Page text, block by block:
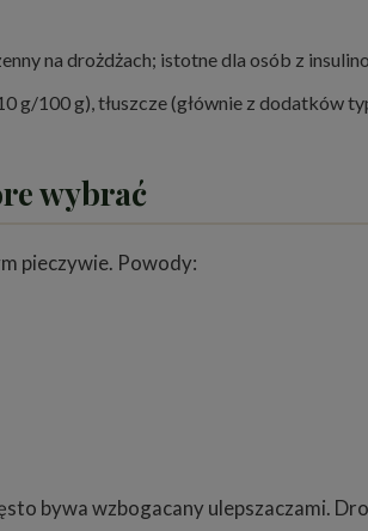
na drożdżach; istotne dla osób z
g/100 g), tłuszcze (głównie z dodatków
wybrać
pieczywie. Powody:
bywa wzbogacany ulepszaczami.